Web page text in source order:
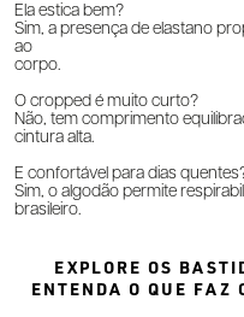
Ela estica bem?
Sim, a presença de elastano
ao
corpo.
O cropped é muito curto?
Não, tem comprimento
cintura alta.
É confortável para dias
Sim, o algodão permite
brasileiro.
EXPLORE OS
ENTENDA O QUE FAZ